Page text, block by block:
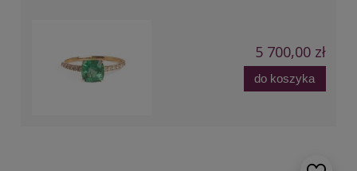
5 700,00 zł
do koszyka